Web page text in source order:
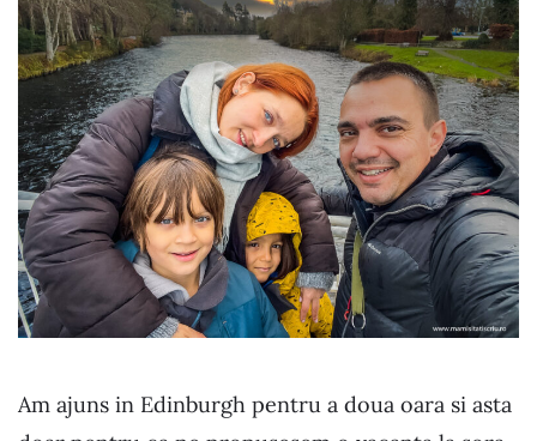
Am ajuns in Edinburgh pentru a doua oara si asta